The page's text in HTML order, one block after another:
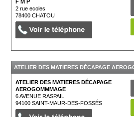
F M P
2 rue ecoles
78400CHATOU
ATELIER DES MATIERES DÉCAPAGE
ATELIER DES MATIERES DÉCAPAGE
AEROGOMMMAGE
6 AVENUE RASPAIL
94100SAINT-MAUR-DES-FOSSÉS